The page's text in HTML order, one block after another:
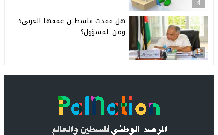
4
5
هل فقدت فلسطين عمقها العربي؟
ومن المسؤول؟